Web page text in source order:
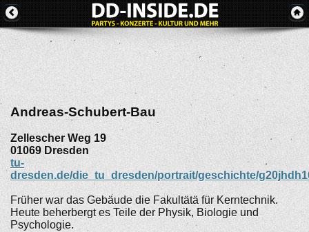
Andreas-Schubert-Bau
Zellescher Weg 19
01069 Dresden
tu-
dresden.de/die_tu_dresden/portrait/geschichte/
Früher war das Gebäude die Fakultätä für Kerntechnik.
Heute beherbergt es Teile der Physik, Biologie und
Psychologie.